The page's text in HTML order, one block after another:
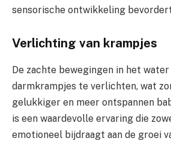
sensorische ontwikkeling
Verlichting van krampjes
De zachte bewegingen in het
darmkrampjes te verlichten, wat
gelukkiger en meer ontspannen
is een waardevolle ervaring die
emotioneel bijdraagt aan de groei